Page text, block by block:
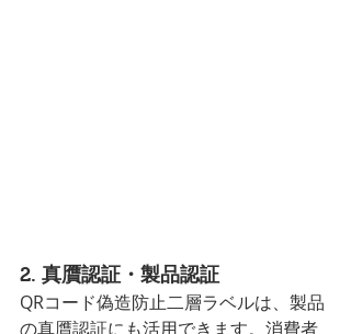
2. 真贋認証・製品認証
QRコード偽造防止二層ラベルは、製品
の真贋認証にも活用できます。消費者